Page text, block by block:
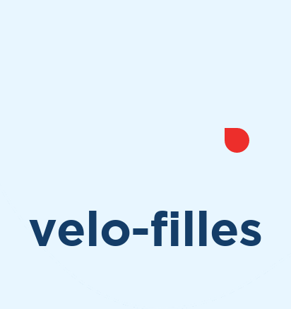
velo-filles